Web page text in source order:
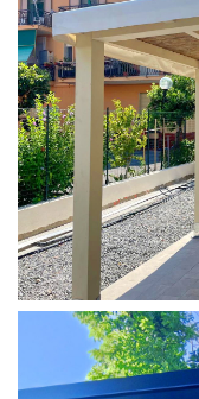
PERGOLA ADOSSATA